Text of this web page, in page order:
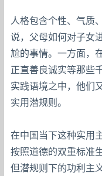
人格包含个性、气质
说，父母如何对子女
尬的事情。一方面，
正直善良诚实等那些
实践语境之中，他们
实用潜规则。
在中国当下这种实用
按照道德的双重标准
但潜规则下的功利主